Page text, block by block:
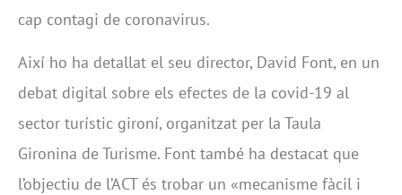
cap contagi de coronavirus.
Així ho ha detallat el seu director, David Font, en un
debat digital sobre els efectes de la covid-19 al
sector turístic gironí, organitzat per la Taula
Gironina de Turisme. Font també ha destacat que
l’objectiu de l’ACT és trobar un «mecanisme fàcil i